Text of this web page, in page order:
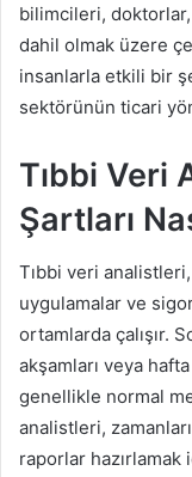
bilimcileri,
dahil olmak üzere
insanlarla etkili bir
sektörünün ticari
Tıbbi Veri
Şartları
Tıbbi veri
uygulamalar ve
ortamlarda çalışır.
akşamları veya
genellikle normal
analistleri,
raporlar